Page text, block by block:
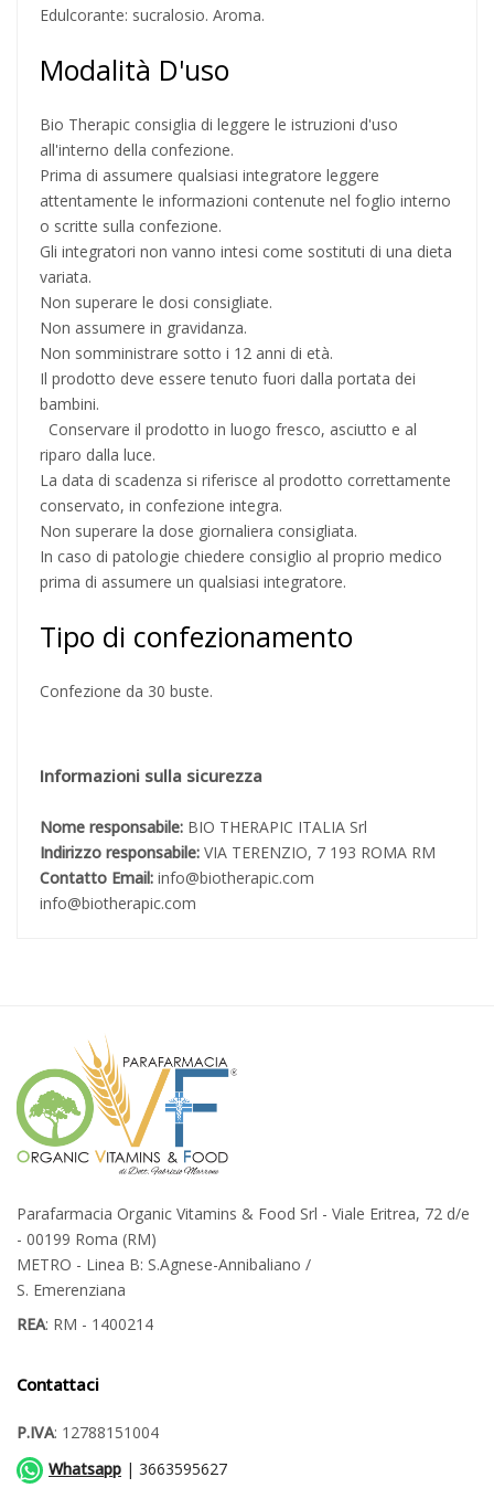
Edulcorante: sucralosio. Aroma.
Modalità D'uso
Bio Therapic consiglia di leggere le istruzioni d'uso
all'interno della confezione.
Prima di assumere qualsiasi integratore leggere
attentamente le informazioni contenute nel foglio interno
o scritte sulla confezione.
Gli integratori non vanno intesi come sostituti di una dieta
variata.
Non superare le dosi consigliate.
Non assumere in gravidanza.
Non somministrare sotto i 12 anni di età.
Il prodotto deve essere tenuto fuori dalla portata dei
bambini.
Conservare il prodotto in luogo fresco, asciutto e al
riparo dalla luce.
La data di scadenza si riferisce al prodotto correttamente
conservato, in confezione integra.
Non superare la dose giornaliera consigliata.
In caso di patologie chiedere consiglio al proprio medico
prima di assumere un qualsiasi integratore.
Tipo di confezionamento
Confezione da 30 buste.
Informazioni sulla sicurezza
Nome responsabile: BIO THERAPIC ITALIA Srl
Indirizzo responsabile: VIA TERENZIO, 7 193 ROMA RM
Contatto Email: info@biotherapic.com
info@biotherapic.com
Parafarmacia Organic Vitamins & Food Srl - Viale Eritrea, 72 d/e
- 00199 Roma (RM)
METRO - Linea B: S.Agnese-Annibaliano /
S. Emerenziana
REA: RM - 1400214
Contattaci
P.IVA: 12788151004
Whatsapp | 3663595627